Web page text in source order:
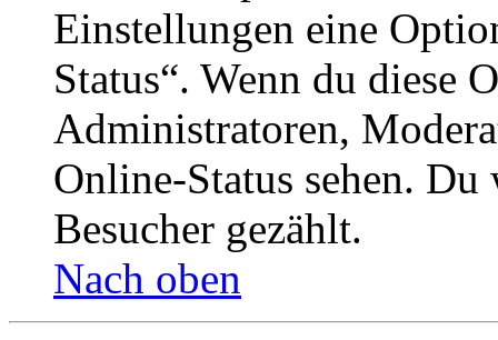
Einstellungen eine
Status“. Wenn du diese
Administratoren,
Online-Status sehen.
Besucher gezählt.
Nach oben